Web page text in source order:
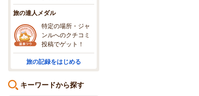
グリーンロードにてこの看板が目印です＠＠
旅の達人メダル
特定の場所・ジャ
ンルへのクチコミ
投稿でゲット！
旅の記録をはじめる
キーワードから探す